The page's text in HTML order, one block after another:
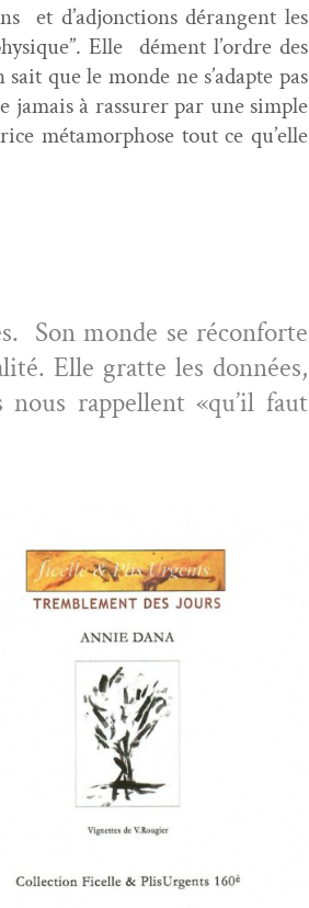
et d’adjonctions dérangent les
Elle dément l’or­dre des
que le monde ne s’adapte pas
jamais à ras­sur­er par une sim­ple
méta­mor­phose tout ce qu’elle
Son monde se récon­forte
Elle grat­te les don­nées,
rap­pel­lent «qu’il faut